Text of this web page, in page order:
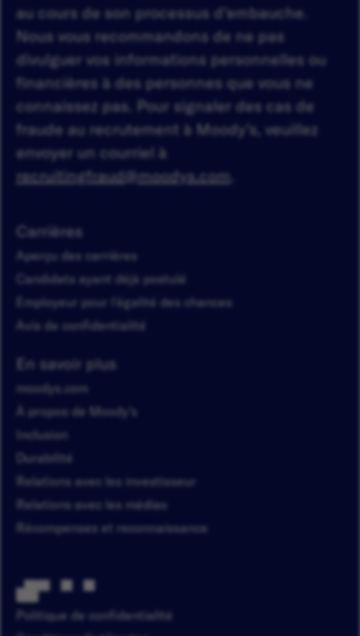
au cours de son processus d’embauche.
Nous vous recommandons de ne pas
divulguer vos informations personnelles ou
financières à des personnes que vous ne
connaissez pas. Pour signaler des cas de
fraude au recrutement à Moody’s, veuillez
envoyer un courriel à
recruitingfraud@moodys.com
Carrières
Aperçu des carrières
Candidats ayant déjà postulé
Employeur pour l'égalité des chances
Avis de confidentialité
En savoir plus
moodys.com
À propos de Moody’s
Inclusion
Durabilité
Relations avec les investisseur
Relations avec les médias
Récompenses et reconnaissance
Politique de confidentialité